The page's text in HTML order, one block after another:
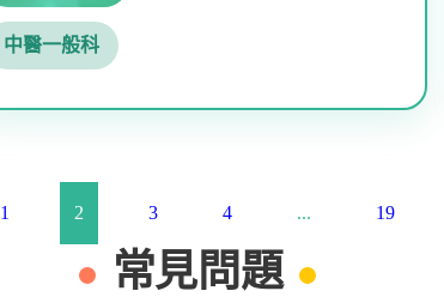
中醫一般科
1 2 3 4 ... 19
常見問題